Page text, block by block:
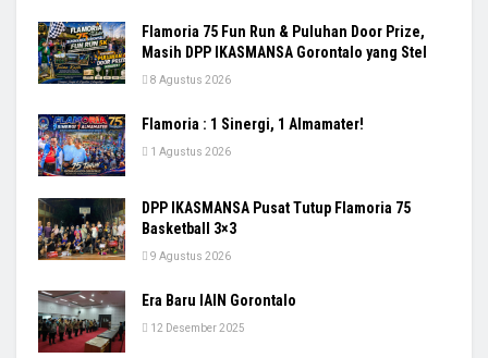
Flamoria 75 Fun Run & Puluhan Door Prize,
Masih DPP IKASMANSA Gorontalo yang Stel
8 Agustus 2026
Flamoria : 1 Sinergi, 1 Almamater!
1 Agustus 2026
DPP IKASMANSA Pusat Tutup Flamoria 75
Basketball 3×3
9 Agustus 2026
Era Baru IAIN Gorontalo
12 Desember 2025